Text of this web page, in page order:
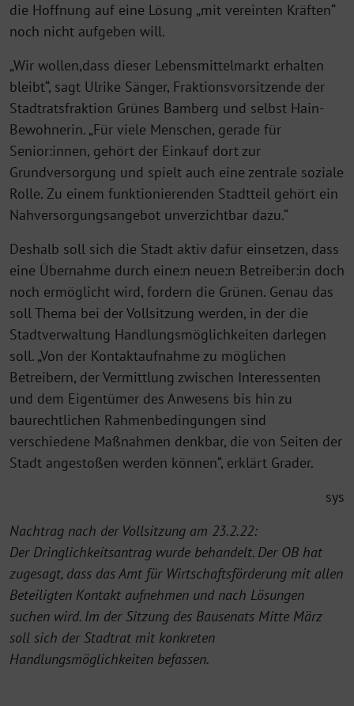
die Hoffnung auf eine Lösung „mit vereinten Kräften“
noch nicht aufgeben will.
„Wir wollen,dass dieser Lebensmittelmarkt erhalten
bleibt“, sagt Ulrike Sänger, Fraktionsvorsitzende der
Stadtratsfraktion Grünes Bamberg und selbst Hain-
Bewohnerin. „Für viele Menschen, gerade für
Senior:innen, gehört der Einkauf dort zur
Grundversorgung und spielt auch eine zentrale soziale
Rolle. Zu einem funktionierenden Stadtteil gehört ein
Nahversorgungsangebot unverzichtbar dazu.“
Deshalb soll sich die Stadt aktiv dafür einsetzen, dass
eine Übernahme durch eine:n neue:n Betreiber:in doch
noch ermöglicht wird, fordern die Grünen. Genau das
soll Thema bei der Vollsitzung werden, in der die
Stadtverwaltung Handlungsmöglichkeiten darlegen
soll. „Von der Kontaktaufnahme zu möglichen
Betreibern, der Vermittlung zwischen Interessenten
und dem Eigentümer des Anwesens bis hin zu
baurechtlichen Rahmenbedingungen sind
verschiedene Maßnahmen denkbar, die von Seiten der
Stadt angestoßen werden können“, erklärt Grader.
sys
Nachtrag nach der Vollsitzung am 23.2.22:
Der Dringlichkeitsantrag wurde behandelt. Der OB hat
zugesagt, dass das Amt für Wirtschaftsförderung mit allen
Beteiligten Kontakt aufnehmen und nach Lösungen
suchen wird. Im der Sitzung des Bausenats Mitte März
soll sich der Stadtrat mit konkreten
Handlungsmöglichkeiten befassen.